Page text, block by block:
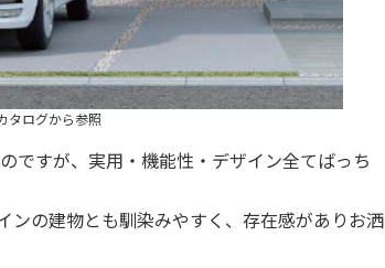
ログから参照
ですが、実用・機能性・デザイン全てばっち
の建物とも馴染みやすく、存在感がありお洒